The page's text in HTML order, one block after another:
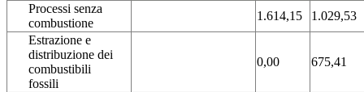
Processi senza
combustione
1.614,15
1.029,53
Estrazione e
distribuzione dei
combustibili
fossili
0,00 675,41